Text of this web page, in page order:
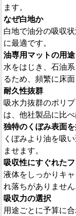
ます。
なぜ白地か
白地で油分の吸収
に最適です。
油専用マットの用途
水をはじき、石油
るため、頻繁に床
耐久性抜群
吸水力抜群のポリ
は、他社製品に比
独特のくぼみ表面を
くぼみより油を吸
ませます。
吸収性にすぐれた
液体をしっかりキ
れ落ちがありません
吸収力の選択
用途ごとに予算に